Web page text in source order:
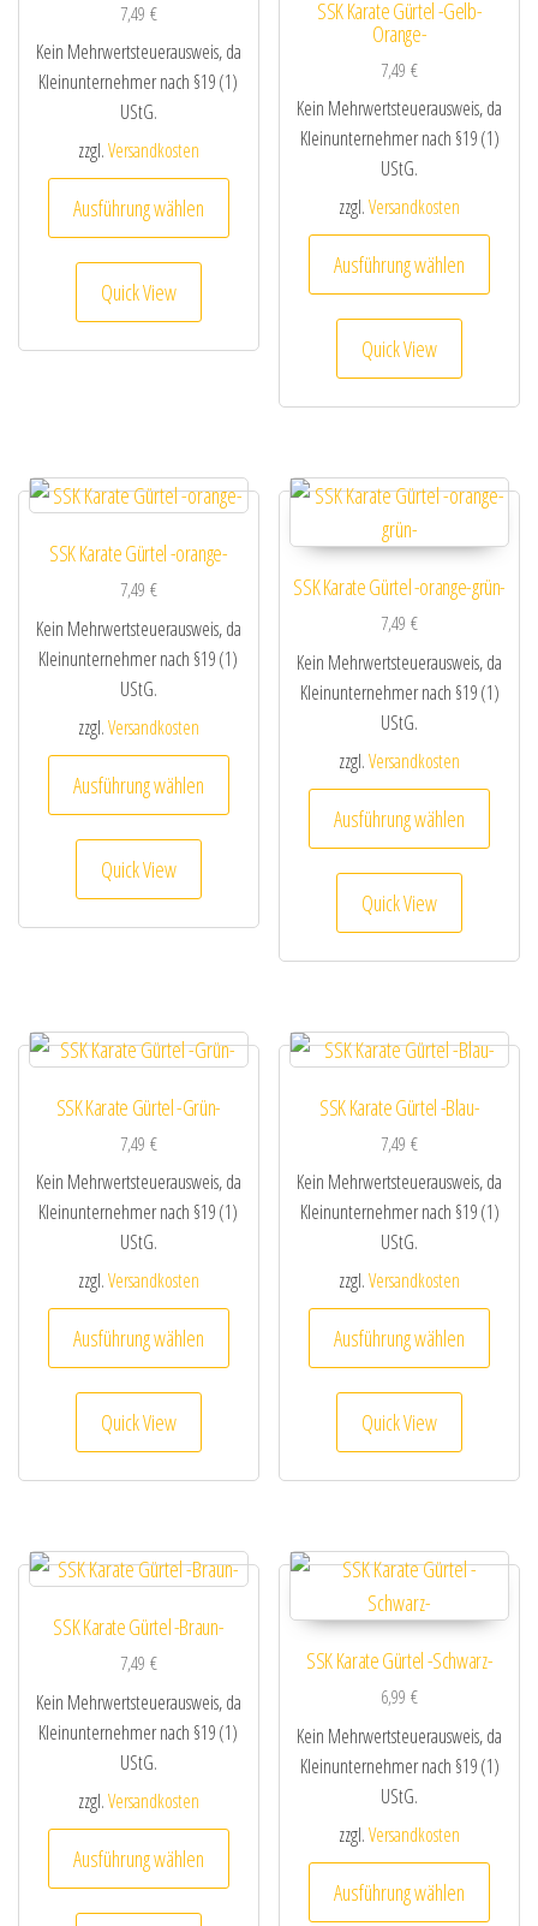
7,49 €
Kein Mehrwertsteuerausweis, da
Kleinunternehmer nach §19 (1)
UStG.
zzgl.Versandkosten
Ausführung wählen
Dieses Produkt weist mehrere Varianten
Quick View
SSK Karate Gürtel -Gelb-
Orange-
7,49€
Kein Mehrwertsteuerausweis, da
Kleinunternehmer nach §19 (1)
UStG.
zzgl.Versandkosten
Ausführung wählen
Quick View
SSK Karate Gürtel -orange-
7,49 €
Kein Mehrwertsteuerausweis, da
Kleinunternehmer nach §19 (1)
UStG.
zzgl.Versandkosten
Ausführung wählen
Dieses Produkt weist mehrere Varianten
Quick View
SSK Karate Gürtel -orange-grün-
7,49€
Kein Mehrwertsteuerausweis, da
Kleinunternehmer nach §19 (1)
UStG.
zzgl.Versandkosten
Ausführung wählen
Quick View
SSK Karate Gürtel -Grün-
7,49 €
Kein Mehrwertsteuerausweis, da
Kleinunternehmer nach §19 (1)
UStG.
zzgl.Versandkosten
Ausführung wählen
Dieses Produkt weist mehrere Varianten
Quick View
SSK Karate Gürtel -Blau-
7,49€
Kein Mehrwertsteuerausweis, da
Kleinunternehmer nach §19 (1)
UStG.
zzgl.Versandkosten
Ausführung wählen
Quick View
SSK Karate Gürtel -Braun-
7,49 €
Kein Mehrwertsteuerausweis, da
Kleinunternehmer nach §19 (1)
UStG.
zzgl.Versandkosten
Ausführung wählen
Dieses Produkt weist mehrere Varianten
SSK Karate Gürtel -Schwarz-
6,99€
Kein Mehrwertsteuerausweis, da
Kleinunternehmer nach §19 (1)
UStG.
zzgl.Versandkosten
Ausführung wählen